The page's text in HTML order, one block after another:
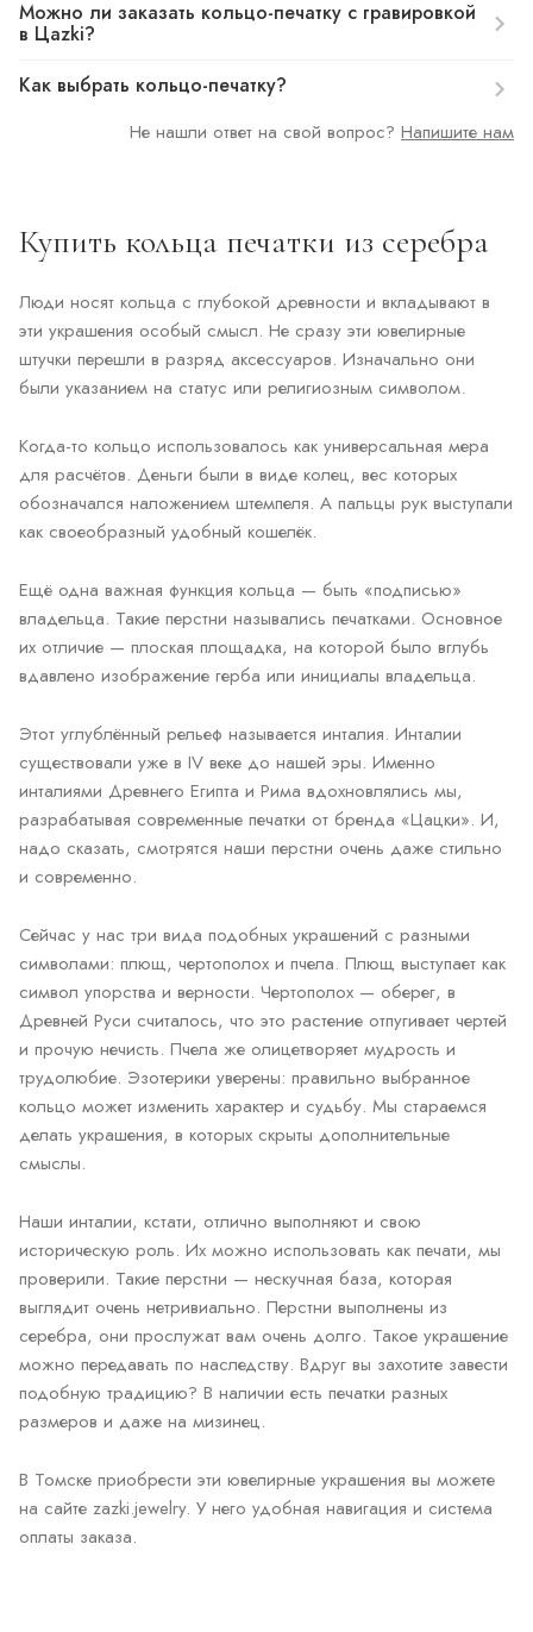
Можно ли заказать кольцо-печатку с гравировкой
в Цazki?
Как выбрать кольцо-печатку?
Не нашли ответ на свой вопрос? Напишите нам
Купить кольца печатки из серебра
Люди носят кольца с глубокой древности и вкладывают в
эти украшения особый смысл. Не сразу эти ювелирные
штучки перешли в разряд аксессуаров. Изначально они
были указанием на статус или религиозным символом.
Когда-то кольцо использовалось как универсальная мера
для расчётов. Деньги были в виде колец, вес которых
обозначался наложением штемпеля. А пальцы рук выступали
как своеобразный удобный кошелёк.
Ещё одна важная функция кольца — быть «подписью»
владельца. Такие перстни назывались печатками. Основное
их отличие — плоская площадка, на которой было вглубь
вдавлено изображение герба или инициалы владельца.
Этот углублённый рельеф называется инталия. Инталии
существовали уже в IV веке до нашей эры. Именно
инталиями Древнего Египта и Рима вдохновлялись мы,
разрабатывая современные печатки от бренда «Цацки». И,
надо сказать, смотрятся наши перстни очень даже стильно
и современно.
Сейчас у нас три вида подобных украшений с разными
символами: плющ, чертополох и пчела. Плющ выступает как
символ упорства и верности. Чертополох — оберег, в
Древней Руси считалось, что это растение отпугивает чертей
и прочую нечисть. Пчела же олицетворяет мудрость и
трудолюбие. Эзотерики уверены: правильно выбранное
кольцо может изменить характер и судьбу. Мы стараемся
делать украшения, в которых скрыты дополнительные
смыслы.
Наши инталии, кстати, отлично выполняют и свою
историческую роль. Их можно использовать как печати, мы
проверили. Такие перстни — нескучная база, которая
выглядит очень нетривиально. Перстни выполнены из
серебра, они прослужат вам очень долго. Такое украшение
можно передавать по наследству. Вдруг вы захотите завести
подобную традицию? В наличии есть печатки разных
размеров и даже на мизинец.
В Томске приобрести эти ювелирные украшения вы можете
на сайте zazki.jewelry. У него удобная навигация и система
оплаты заказа.